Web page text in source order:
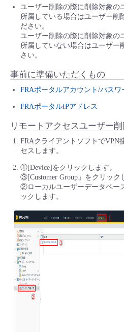
ユーザー削除の際に削除対象の
所属している場合はユーザー削
ださい。
ユーザー削除の際に削除対象の
所属していない場合はユーザー
さい。
事前に準備いただくもの
FRAポータルアカウント/パスワ
FRAポータルIPアドレス
リモートアクセスユーザー
FRAクライアントソフトでVPN
セスします。
①[Device]をクリックします。
③[Customer Group」をクリック
②ローカルユーザーデータベー
ックします。